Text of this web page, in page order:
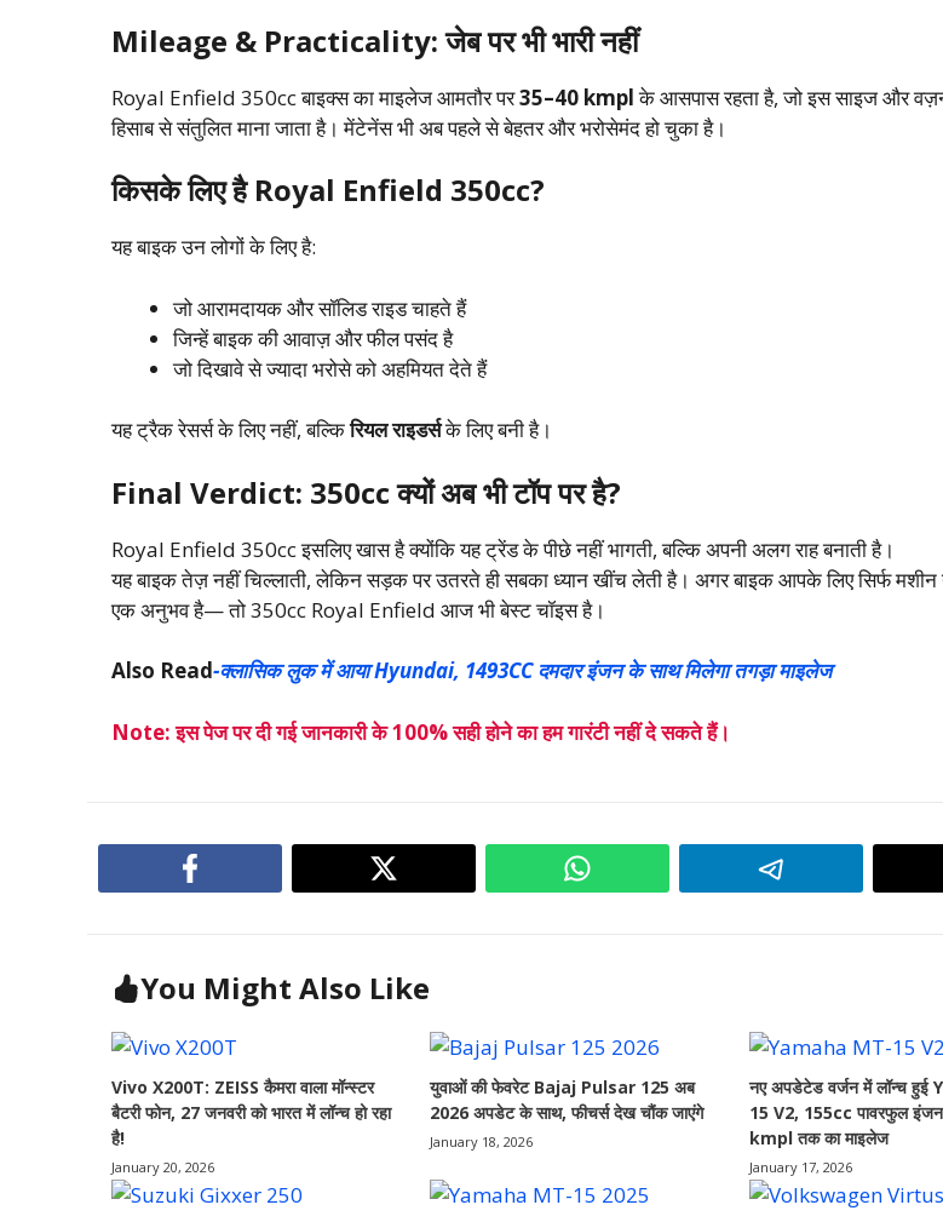
Mileage & Practicality: जेब पर भी भारी नहीं
Royal Enfield 350cc बाइक्स का माइलेज आमतौर पर35–40 kmplके आसपास रहता है, जो इस साइज और
हिसाब से संतुलित माना जाता है। मेंटेनेंस भी अब पहले से बेहतर और भरोसेमंद हो चुका है।
किसके लिए है Royal Enfield 350cc?
यह बाइक उन लोगों के लिए है:
जो आरामदायक और सॉलिड राइड चाहते हैं
जिन्हें बाइक की आवाज़ और फील पसंद है
जो दिखावे से ज्यादा भरोसे को अहमियत देते हैं
यह ट्रैक रेसर्स के लिए नहीं, बल्किरियल राइडर्सके लिए बनी है।
Final Verdict: 350cc क्यों अब भी टॉप पर है?
Royal Enfield 350cc इसलिए खास है क्योंकि यह ट्रेंड के पीछे नहीं भागती, बल्कि अपनी अलग राह बनाती है।
यह बाइक तेज़ नहीं चिल्लाती, लेकिन सड़क पर उतरते ही सबका ध्यान खींच लेती है। अगर बाइक आपके लिए सिर्फ मशीन
एक अनुभव है— तो 350cc Royal Enfield आज भी बेस्ट चॉइस है।
Also Read-क्लासिक लुक में आया Hyundai, 1493CC दमदार इंजन के साथ मिलेगा तगड़ा माइलेज
Note: इस पेज पर दी गई जानकारी के 100% सही होने का हम गारंटी नहीं दे सकते हैं।
You Might Also Like
Vivo X200T: ZEISS कैमरा वाला मॉन्स्टर
बैटरी फोन, 27 जनवरी को भारत में लॉन्च हो रहा
है!
January 20, 2026
युवाओं की फेवरेट Bajaj Pulsar 125 अब
2026 अपडेट के साथ, फीचर्स देख चौंक जाएंगे
January 18, 2026
नए अपडेटेड वर्जन में लॉन्च
15 V2, 155cc पावरफुल
kmpl तक का माइलेज
January 17, 2026